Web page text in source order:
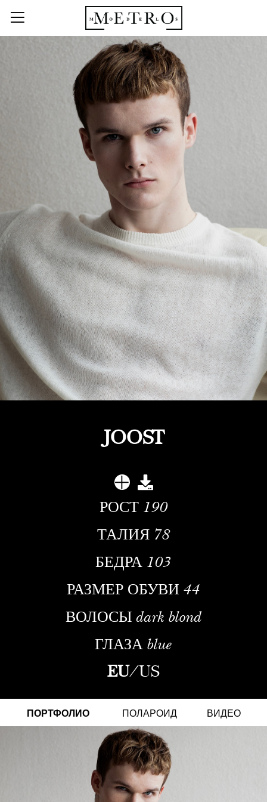
JOOST
РОСТ 190
ТАЛИЯ 78
БЕДРА 103
РАЗМЕР ОБУВИ 44
ВОЛОСЫ dark blond
ГЛАЗА blue
EU/US
ПОРТФОЛИО ПОЛАРОИД ВИДЕО